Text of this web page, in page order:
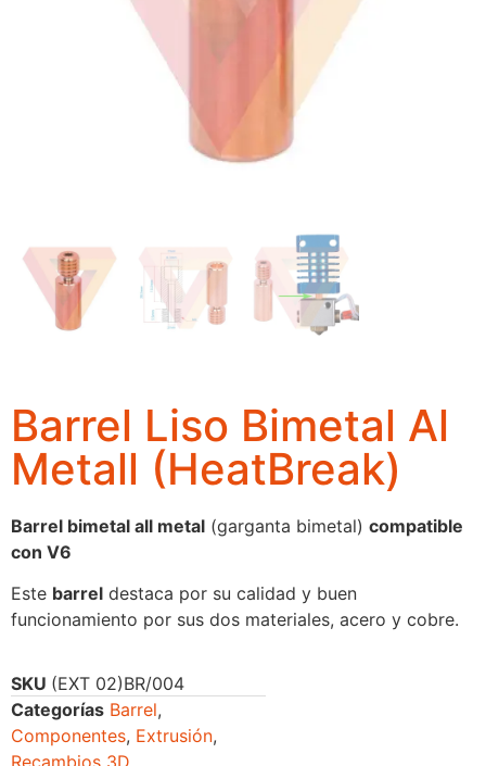
Barrel Liso Bimetal Al
Metall (HeatBreak)
Barrel bimetal all metal (garganta bimetal) compatible
con V6
Este barrel destaca por su calidad y buen
funcionamiento por sus dos materiales, acero y cobre.
SKU (EXT 02)BR/004
Categorías Barrel,
Componentes, Extrusión,
Recambios 3D